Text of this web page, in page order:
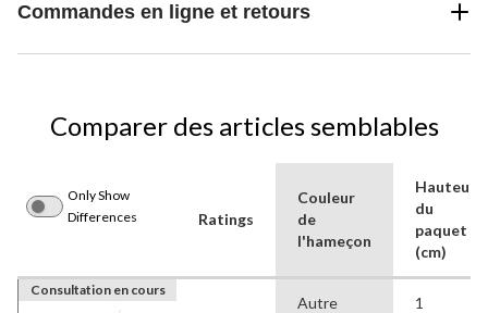
Commandes en ligne et retours
Comparer des articles semblables
Only Show
Differences
Ratings
Couleur
de
l'hameçon
Hauteur
du
paquet
(cm)
Consultation en cours
Autre 1